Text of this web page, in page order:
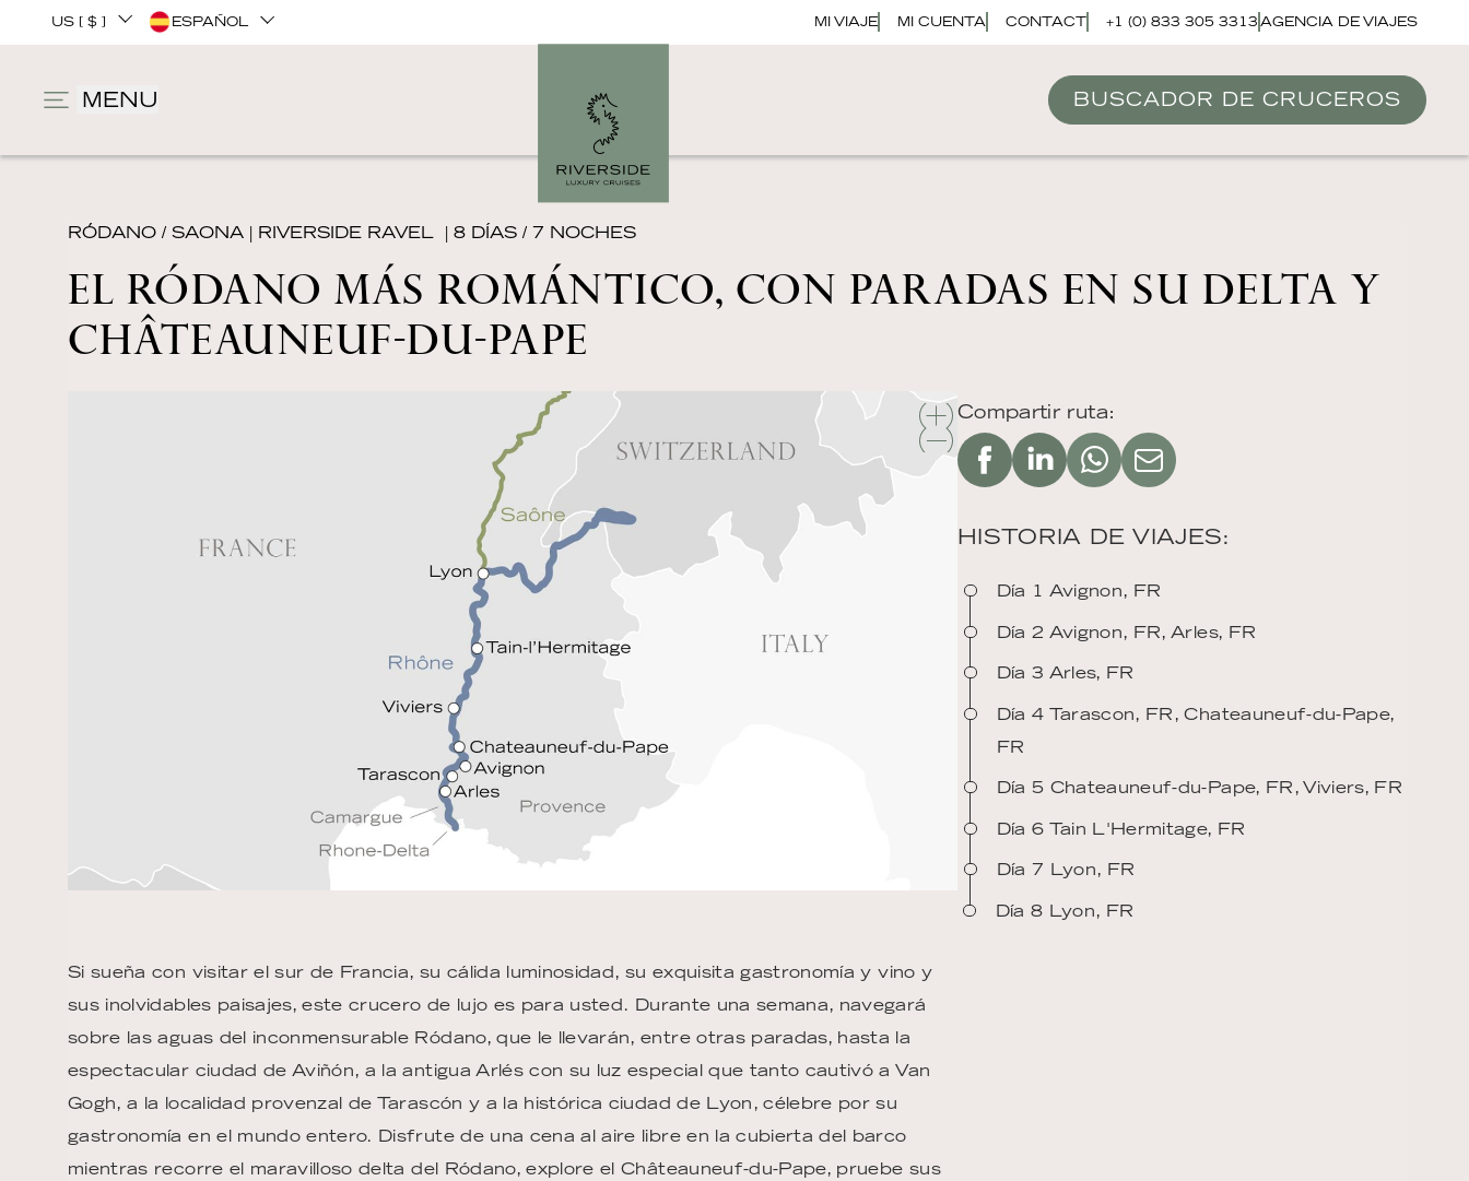
US [ $ ] ESPAÑOL MI VIAJE MI CUENTA CONTACT +1 (0) 833 305 3313 AGENCIA DE VIAJES
MENU BUSCADOR DE CRUCEROS
RÓDANO / SAONA | RIVERSIDE RAVEL | 8 DÍAS / 7 NOCHES
EL RÓDANO MÁS ROMÁNTICO, CON PARADAS EN SU DELTA Y
CHÂTEAUNEUF-DU-PAPE
Compartir ruta:
HISTORIA DE VIAJES:
Día 1 Avignon, FR
Día 2 Avignon, FR, Arles, FR
Día 3 Arles, FR
Día 4 Tarascon, FR, Chateauneuf-du-Pape,
FR
Día 5 Chateauneuf-du-Pape, FR, Viviers, FR
Día 6 Tain L'Hermitage, FR
Día 7 Lyon, FR
Día 8 Lyon, FR
Si sueña con visitar el sur de Francia, su cálida luminosidad, su exquisita gastronomía y vino y
sus inolvidables paisajes, este crucero de lujo es para usted. Durante una semana, navegará
sobre las aguas del inconmensurable Ródano, que le llevarán, entre otras paradas, hasta la
espectacular ciudad de Aviñón, a la antigua Arlés con su luz especial que tanto cautivó a Van
Gogh, a la localidad provenzal de Tarascón y a la histórica ciudad de Lyon, célebre por su
gastronomía en el mundo entero. Disfrute de una cena al aire libre en la cubierta del barco
mientras recorre el maravilloso delta del Ródano, explore el Châteauneuf-du-Pape, pruebe sus